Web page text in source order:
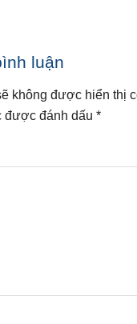
luận
không được hiển thị
được đánh dấu*